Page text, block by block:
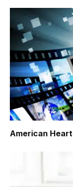
American Heart